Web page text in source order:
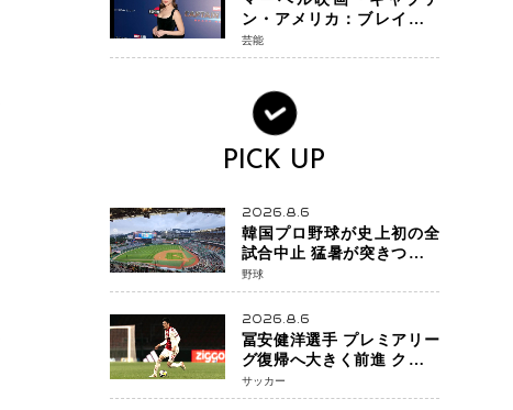
ン・アメリカ：ブレイブ・
ニュー・ワールド』 新ブラ
ック・ウィドウ役のシラ・
芸能
PICK UP
2026.8.6
韓国プロ野球が史上初の全
試合中止 猛暑が突きつけた
「屋外スポーツの限界」 日
本発のドーム型施設時代へ
野球
2026.8.6
冨安健洋選手 プレミアリー
グ復帰へ大きく前進 クリス
タルパレス加入目前 メディ
カルチェックも通過
サッカー